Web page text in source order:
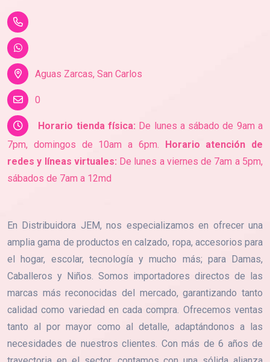
Aguas Zarcas, San Carlos
0
Horario tienda física: De lunes a sábado de 9am a
7pm, domingos de 10am a 6pm.
Horario atención de
redes y líneas virtuales: De lunes a viernes de 7am a 5pm,
sábados de 7am a 12md
En Distribuidora JEM, nos especializamos en ofrecer una
amplia gama de productos en calzado, ropa, accesorios para
el hogar, escolar, tecnología y mucho más; para Damas,
Caballeros y Niños. Somos importadores directos de las
marcas más reconocidas del mercado, garantizando tanto
calidad como variedad en cada compra. Ofrecemos ventas
tanto al por mayor como al detalle, adaptándonos a las
necesidades de nuestros clientes. Con más de 6 años de